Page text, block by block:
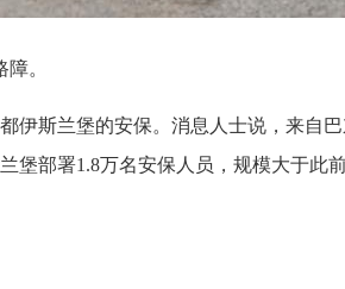
。
伊斯兰堡的安保。消息人士说，来自
部署1.8万名安保人员，规模大于此